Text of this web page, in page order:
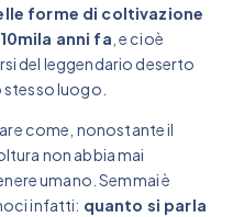
forme di coltivazione
anni fa , e cioè
del leggendario deserto
stesso luogo.
come, nonostante il
non abbia mai
umano. Semmai è
infatti: quanto si parla